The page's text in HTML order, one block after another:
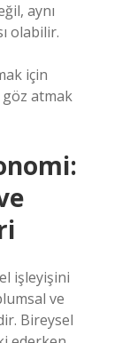
aynı
olabilir.
için
atmak
işleyişini
ve
Bireysel